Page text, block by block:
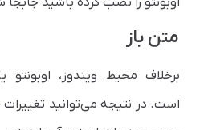
متن باز
برخلاف محیط ویندوز،
است. در نتیجه می‌توانید تغییرات